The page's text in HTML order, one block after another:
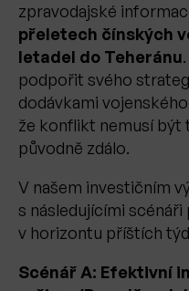
zpravodajské
přeletech čínských
letadel do Teheránu
podpořit svého
dodávkami
že konflikt nemusí být
původně zdálo.
V našem investičním
s následujícími
v horizontu příštích
Scénář A: Efektivní